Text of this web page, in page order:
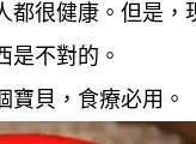
很健康。但是，
是不對的。
貝，食療必用。